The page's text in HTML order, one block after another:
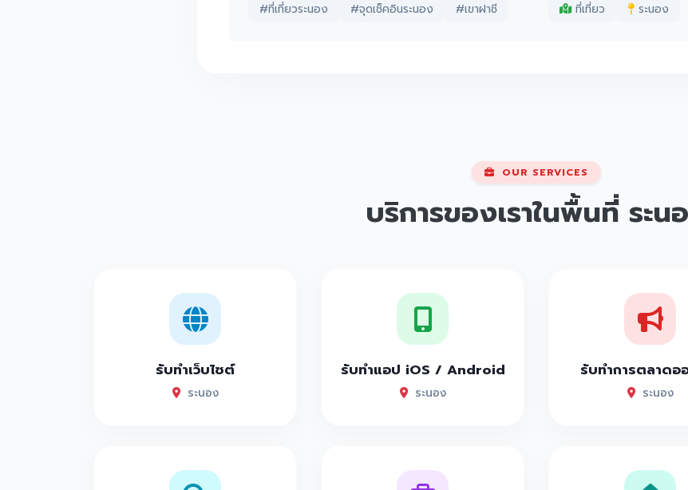
#ที่เที่ยวระนอง #จุดเช็คอินระนอง #เขาฝาชี ที่เที่ยว ระนอง
OUR SERVICES
บริการของเราในพื้นที่ ระน
รับทำเว็บไซต์
ระนอง
รับทำแอป iOS / Android
ระนอง
รับทำการตลาดอ
ระนอง